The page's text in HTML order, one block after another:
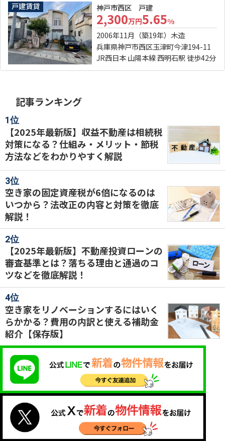
戸建賃貸 神戸市西区 戸建
2,300万円5.65%
2006年11月（築19年） 木造
兵庫県神戸市西区玉津町今津194-11
JR西日本 山陽本線 西明石駅 徒歩42分
記事ランキング
【2025年最新版】収益不動産は相続税
対策になる？仕組み・メリット・節税
方法などをわかりやすく解説
【2025年最新版】不動産投資ローンの
審査基準とは？落ちる理由と通過のコ
ツなどを徹底解説！
空き家の固定資産税が6倍になるのは
いつから？法改正の内容と対策を徹底
解説！
空き家をリノベーションするにはいく
らかかる？費用の内訳と使える補助金
紹介【保存版】